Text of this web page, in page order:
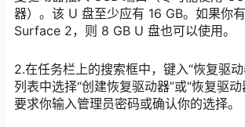
器）。该 U 盘至少应有 16 GB。如果你
Surface 2，则 8 GB U 盘也可以使用。
2.在任务栏上的搜索框中，键入“恢复驱
列表中选择“创建恢复驱动器”或“恢复驱
要求你输入管理员密码或确认你的选择。